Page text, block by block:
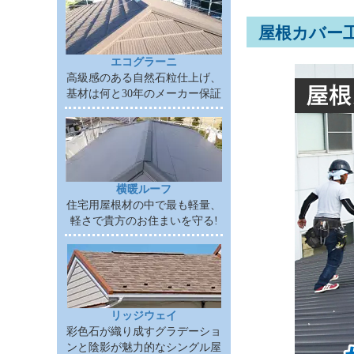
エコグラーニ
高級感のある自然石粒仕上げ、
基材は何と30年のメーカー保証
横暖ルーフ
住宅用屋根材の中で最も軽量、
軽さで貴方のお住まいを守る!
リッジウェイ
彩色石が織り成すグラデーショ
ンと陰影が魅力的なシングル屋
屋根カバー